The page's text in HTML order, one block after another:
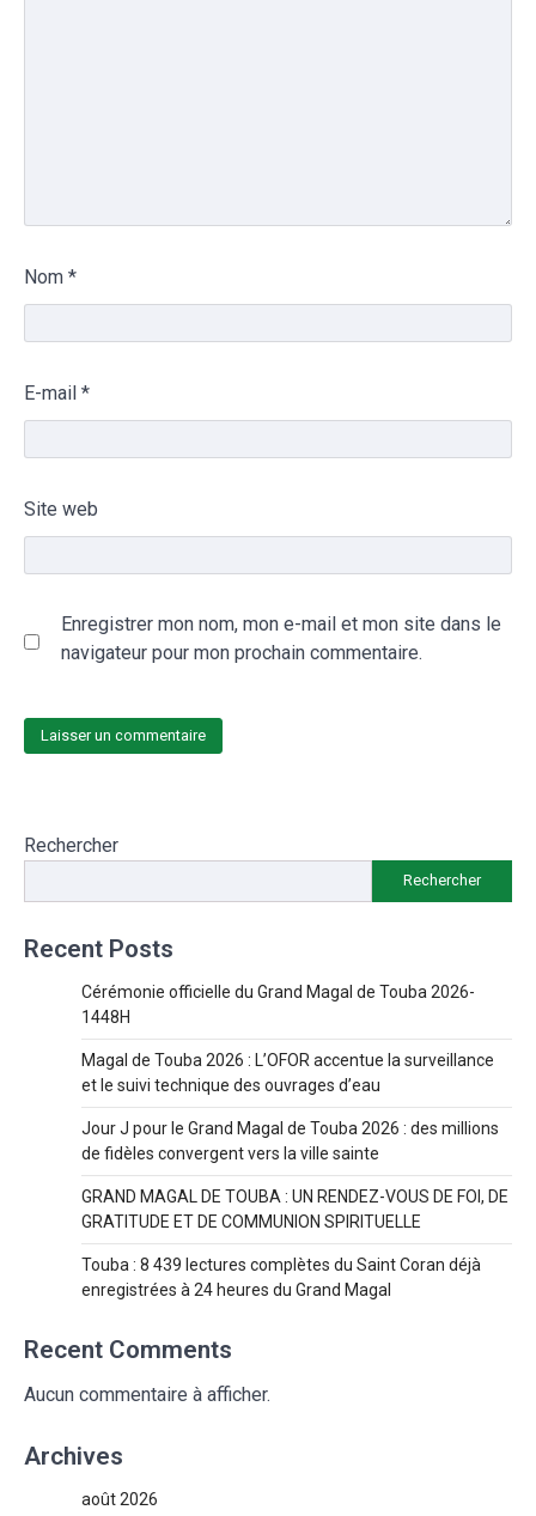
Nom *
E-mail *
Site web
Enregistrer mon nom, mon e-mail et mon site dans le
navigateur pour mon prochain commentaire.
Rechercher
Rechercher
Recent Posts
Cérémonie officielle du Grand Magal de Touba 2026-
1448H
Magal de Touba 2026 : L’OFOR accentue la surveillance
et le suivi technique des ouvrages d’eau
Jour J pour le Grand Magal de Touba 2026 : des millions
de fidèles convergent vers la ville sainte
GRAND MAGAL DE TOUBA : UN RENDEZ-VOUS DE FOI, DE
GRATITUDE ET DE COMMUNION SPIRITUELLE
Touba : 8 439 lectures complètes du Saint Coran déjà
enregistrées à 24 heures du Grand Magal
Recent Comments
Aucun commentaire à afficher.
Archives
août 2026